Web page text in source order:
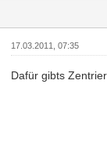
17.03.2011, 07:35
Dafür gibts